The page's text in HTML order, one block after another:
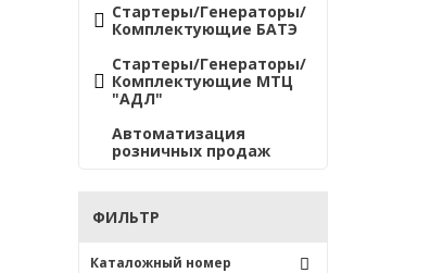
Стартеры/Генераторы/
Комплектующие БАТЭ
Стартеры/Генераторы/
Комплектующие МТЦ
"АДЛ"
Автоматизация
розничных продаж
ФИЛЬТР
Каталожный номер